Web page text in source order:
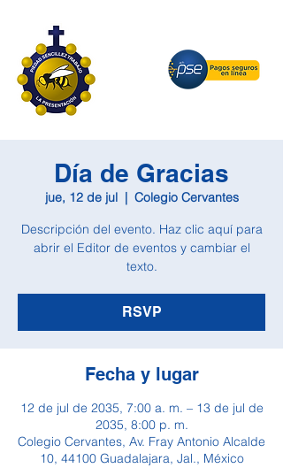
Día de Gracias
jue, 12 de jul
  |
Colegio Cervantes
Descripción del evento. Haz clic aquí para
abrir el Editor de eventos y cambiar el
texto.
RSVP
Fecha y lugar
12 de jul de 2035, 7:00 a. m. – 13 de jul de
2035, 8:00 p. m.
Colegio Cervantes, Av. Fray Antonio Alcalde
10, 44100 Guadalajara, Jal., México